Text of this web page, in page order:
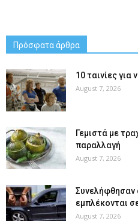
Πρόσφατα άρθρα
10 ταινίες
August 7, 2026
Γεμιστά με
παραλλαγή
August 7, 2026
Συνελήφθησαν
εμπλέκονται
August 7, 2026